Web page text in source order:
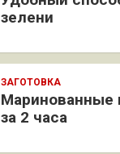
зелени
ЗАГОТОВКА
за 2 часа